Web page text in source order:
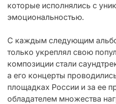
которые исполнялись с
эмоциональностью.
С каждым следующим
только укреплял свою
композиции стали
а его концерты
площадках России и за ее
обладателем множества